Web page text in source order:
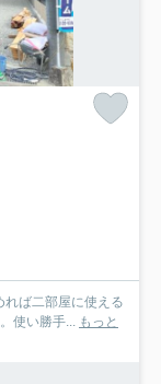
ば二部屋に使える
使い勝手... もっと